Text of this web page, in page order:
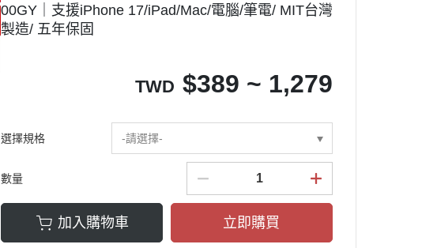
00GY｜支援iPhone 17/iPad/Mac/電腦/筆電/ MIT台灣
製造/ 五年保固
TWD $389 ~ 1,279
選擇規格 -請選擇-
數量
加入購物車 立即購買